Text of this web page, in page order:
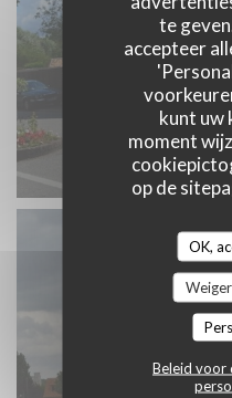
te
accepteer
kunt uw
moment
op de
OK,
Beleid voor